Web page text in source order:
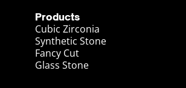
Products
Cubic Zirconia
Synthetic Stone
Fancy Cut
Glass Stone